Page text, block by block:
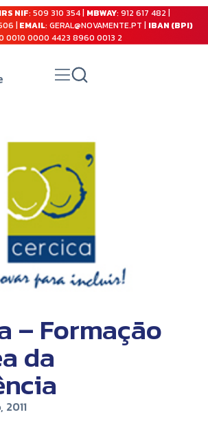
NIF: 509 310 354 | MBWAY: 912 617 482 |
| EMAIL: GERAL@NOVAMENTE.PT | IBAN (BPI)
0010 0000 4423 8960 0013 2
– Formação
da